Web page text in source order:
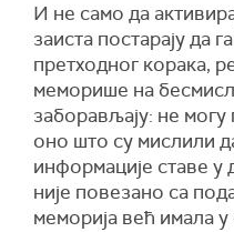
И не само да
заиста постарају да
претходног корака,
меморише на
заборављају: не
оно што су мислили
информације ставе у
није повезано са
меморија већ имала у